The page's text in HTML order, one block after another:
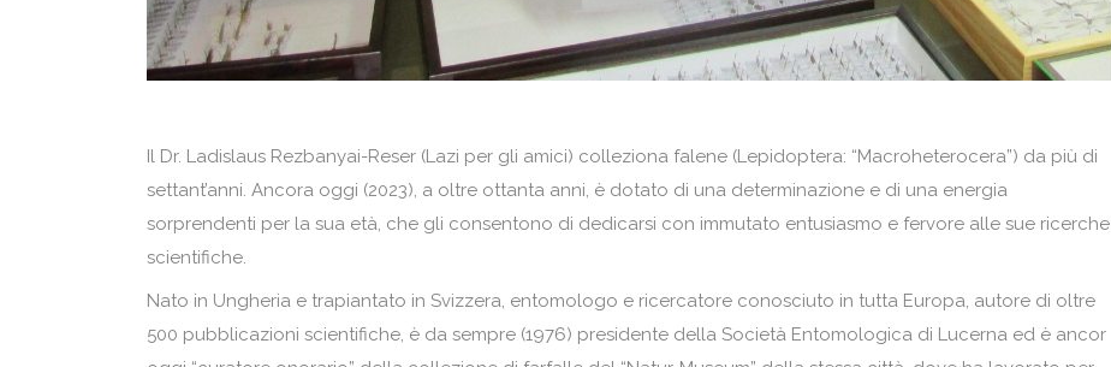
Il Dr. Ladislaus Rezbanyai-Reser (Lazi per gli amici) colleziona falene (Lepidoptera: “Macroheterocera”) da più di
settant’anni. Ancora oggi (2023), a oltre ottanta anni, è dotato di una determinazione e di una energia
sorprendenti per la sua età, che gli consentono di dedicarsi con immutato entusiasmo e fervore alle sue ricerche
scientifiche.
Nato in Ungheria e trapiantato in Svizzera, entomologo e ricercatore conosciuto in tutta Europa, autore di oltre
500 pubblicazioni scientifiche, è da sempre (1976) presidente della Società Entomologica di Lucerna ed è ancor